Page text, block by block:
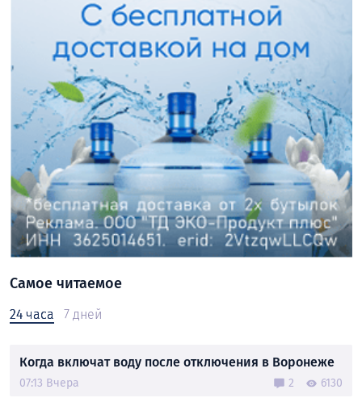
Самое читаемое
24 часа 7 дней
Когда включат воду после отключения в Воронеже
07:13 Вчера 2 6130